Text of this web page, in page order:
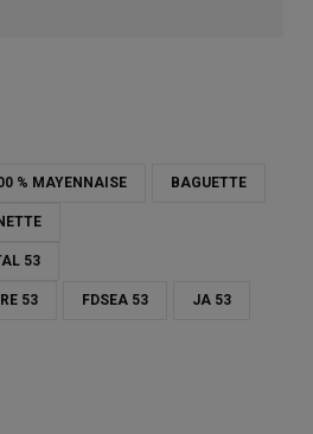
% MAYENNAISE BAGUETTE
53
53 FDSEA 53 JA 53